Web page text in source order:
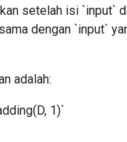
setelah isi `input`
dengan `input`
adalah:
1)`